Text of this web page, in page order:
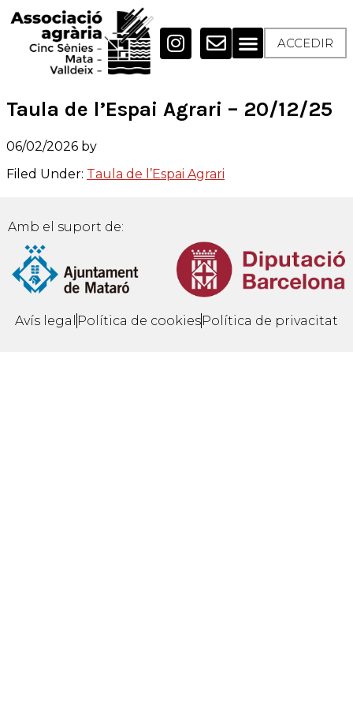
ACCEDIR
Taula de l’Espai Agrari – 20/12/25
06/02/2026 by
Filed Under: Taula de l’Espai Agrari
Amb el suport de:
Avís legal Política de cookiesPolítica de privacitat